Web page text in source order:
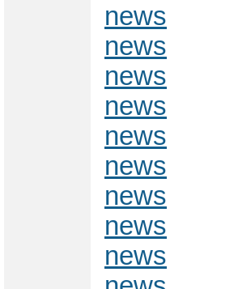
news
news
news
news
news
news
news
news
news